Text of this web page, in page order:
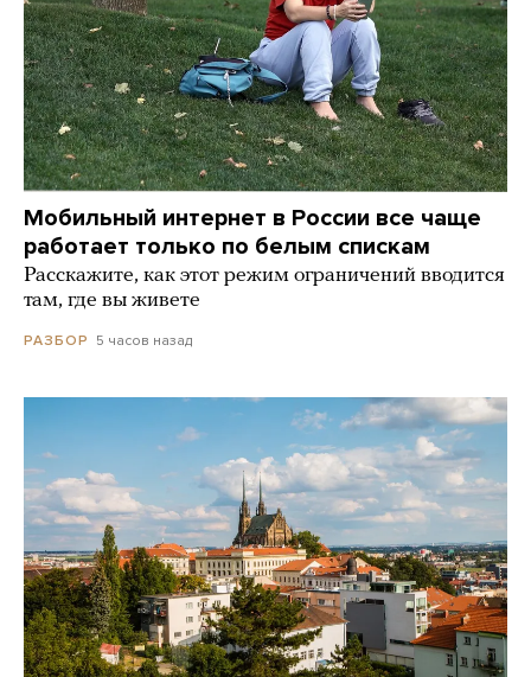
Мобильный интернет в России все чаще
работает только по белым спискам
Расскажите, как этот режим ограничений вводится
там, где вы живете
РАЗБОР 5 часов назад